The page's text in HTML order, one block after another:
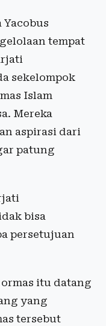
Yacobus
tempat
sekelompok
Islam
Mereka
aspirasi dari
patung
bisa
persetujuan
itu datang
yang
tersebut